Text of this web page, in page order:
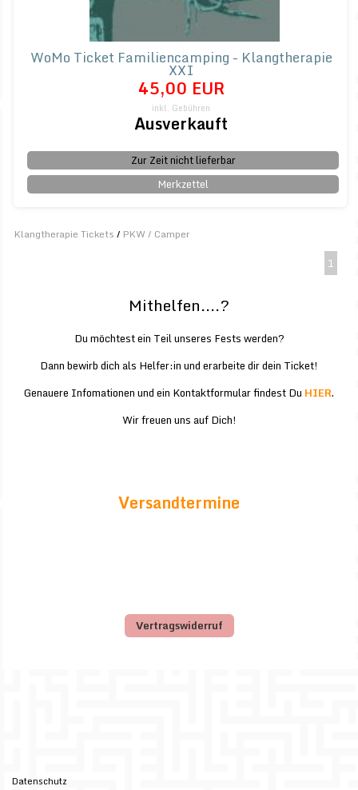
WoMo Ticket Familiencamping - Klangtherapie
XXI
45,00 EUR
inkl. Gebühren
Ausverkauft
Zur Zeit nicht lieferbar
Merkzettel
Klangtherapie Tickets / PKW / Camper
1
Mithelfen....?
Du möchtest ein Teil unseres Fests werden?
Dann bewirb dich als Helfer:in und erarbeite dir dein Ticket!
Genauere Infomationen und ein Kontaktformular findest Du HIER.
Wir freuen uns auf Dich!
Versandtermine
Vertragswiderruf
Datenschutz